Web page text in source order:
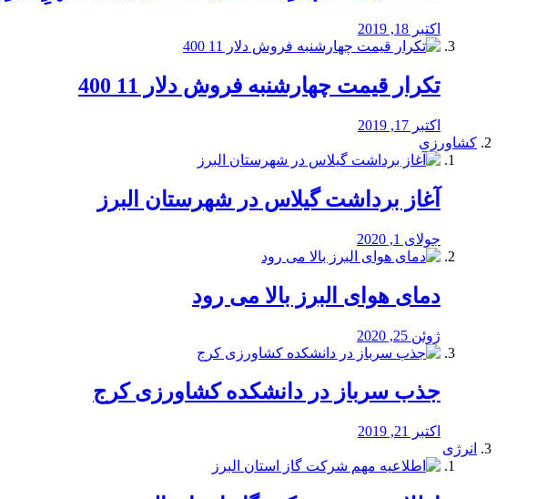
اکتبر 18, 2019
تکرار قیمت چهارشنبه فروش دلار 11 400
اکتبر 17, 2019
کشاورزی
آغاز برداشت گیلاس در شهرستان البرز
جولای 1, 2020
دمای هوای البرز بالا می رود
ژوئن 25, 2020
جذب سرباز در دانشکده کشاورزی کرج
اکتبر 21, 2019
انرژی